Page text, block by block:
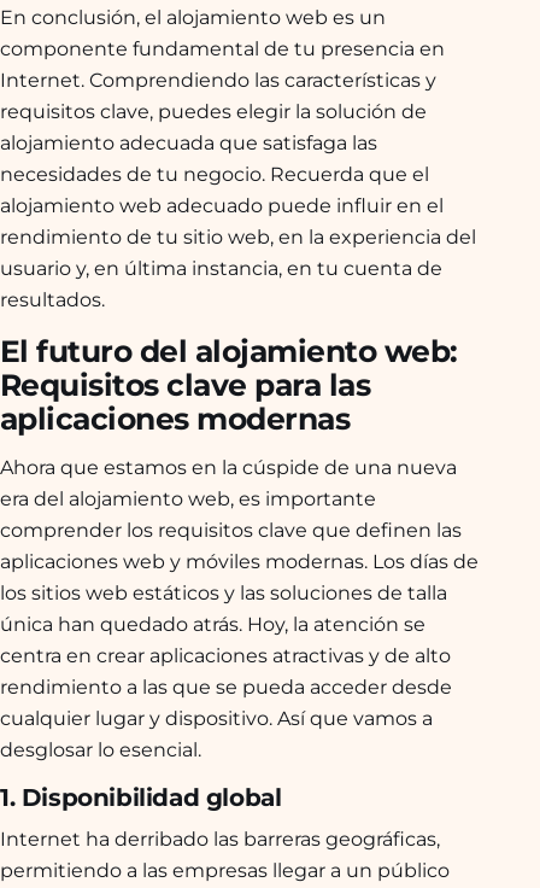
En conclusión, el alojamiento web es un
componente fundamental de tu presencia en
Internet. Comprendiendo las características y
requisitos clave, puedes elegir la solución de
alojamiento adecuada que satisfaga las
necesidades de tu negocio. Recuerda que el
alojamiento web adecuado puede influir en el
rendimiento de tu sitio web, en la experiencia del
usuario y, en última instancia, en tu cuenta de
resultados.
El futuro del alojamiento web:
Requisitos clave para las
aplicaciones modernas
Ahora que estamos en la cúspide de una nueva
era del alojamiento web, es importante
comprender los requisitos clave que definen las
aplicaciones web y móviles modernas. Los días de
los sitios web estáticos y las soluciones de talla
única han quedado atrás. Hoy, la atención se
centra en crear aplicaciones atractivas y de alto
rendimiento a las que se pueda acceder desde
cualquier lugar y dispositivo. Así que vamos a
desglosar lo esencial.
1. Disponibilidad global
Internet ha derribado las barreras geográficas,
permitiendo a las empresas llegar a un público